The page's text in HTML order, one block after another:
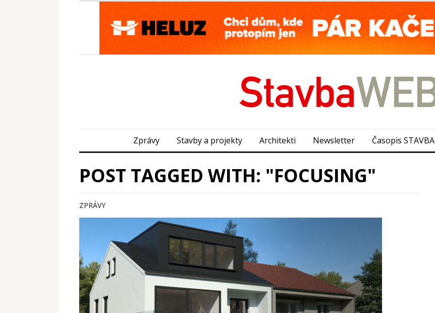
Zprávy Stavby a projekty Architekti Newsletter Časopis STAVBA
POST TAGGED WITH: "FOCUSING"
ZPRÁVY